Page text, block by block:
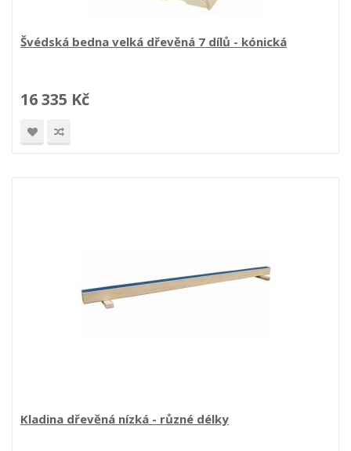
Švédská bedna velká dřevěná 7 dílů - kónická
16 335 Kč
Kladina dřevěná nízká - různé délky